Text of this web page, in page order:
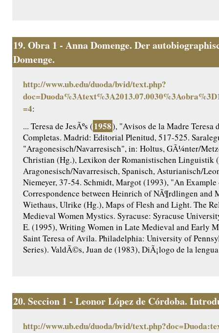
19. Obra 1 - Anna Domenge. Der
Domenge.
http://www.ub.edu/duoda/bvid/text.php?
=4:
... Teresa de JesÃºs (1958), "Avisos de la Madre Teresa
Completas. Madrid: Editorial Plenitud, 517-525.
"Aragonesisch/Navarresisch", in: Holtus, GÃ¼nter/
Christian (Hg.), Lexikon der Romanistischen Linguistik
Aragonesisch/Navarresisch, Spanisch, Asturianisch/
Niemeyer, 37-54. Schmidt, Margot (1993), "An
Correspondence between Heinrich of NÃ¶rdlingen and
Wiethaus, Ulrike (Hg.), Maps of Flesh and Light. The
Medieval Women Mystics. Syracuse: Syracuse
E. (1995), Writing Women in Late Medieval and Early
Saint Teresa of Avila. Philadelphia: University of
Series). ValdÃ©s, Juan de (1983), DiÃ¡logo de la
20. Seccion 1 - Leonor López de Córdoba.
http://www.ub.edu/duoda/bvid/